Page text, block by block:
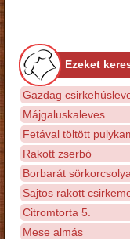
Ezeket
Gazdag
Májgaluskaleves
Fetával töltött
Rakott zserbó
Borbarát
Sajtos rakott
Citromtorta 5.
Mese almás